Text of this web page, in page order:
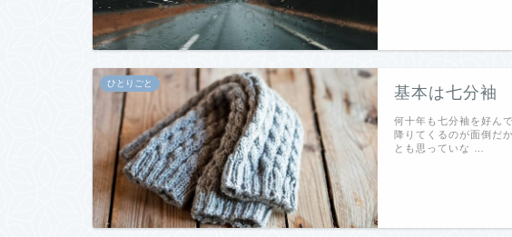
ひとりごと
基本は七分袖
何十年も七分袖を好ん
降りてくるのが面倒だ
とも思っていな …